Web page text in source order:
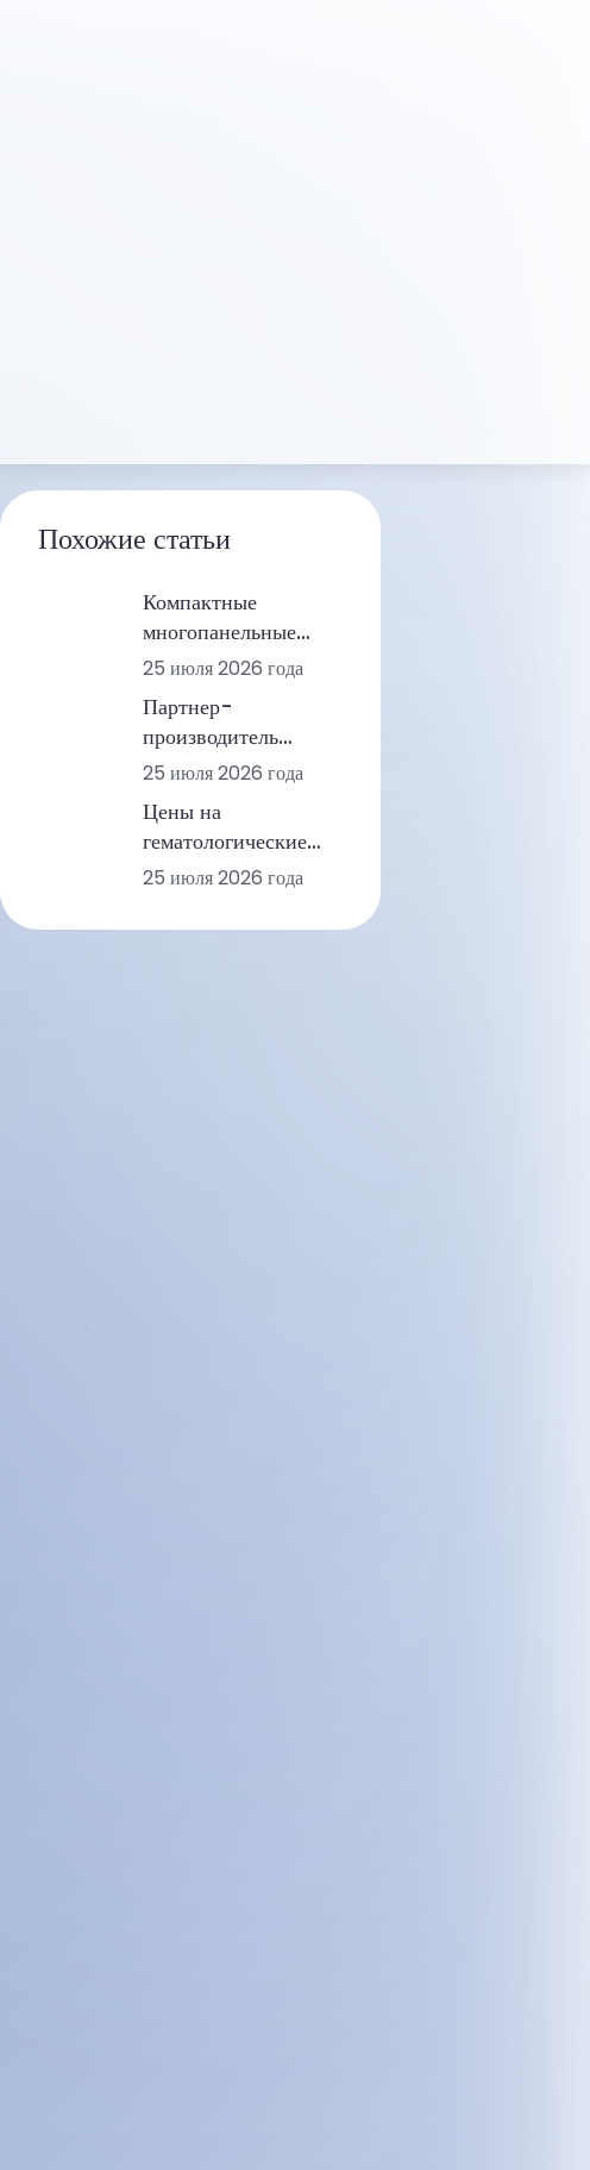
Похожие статьи
Компактные
многопанельные
анализаторы крови
общего анализа
крови до
иммуноанализа и
биохимических
исследований
25 июля 2026 года
Партнер-
производитель
биохимических
создание
долгосрочной
ценности в области
25 июля 2026 года
Цены на
гематологические
анализаторы и
технологий
25 июля 2026 года